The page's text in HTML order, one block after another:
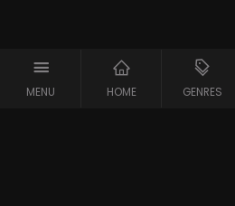
MENU HOME GENRES